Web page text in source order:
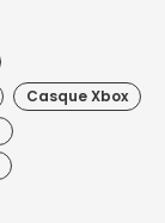
Casque Xbox